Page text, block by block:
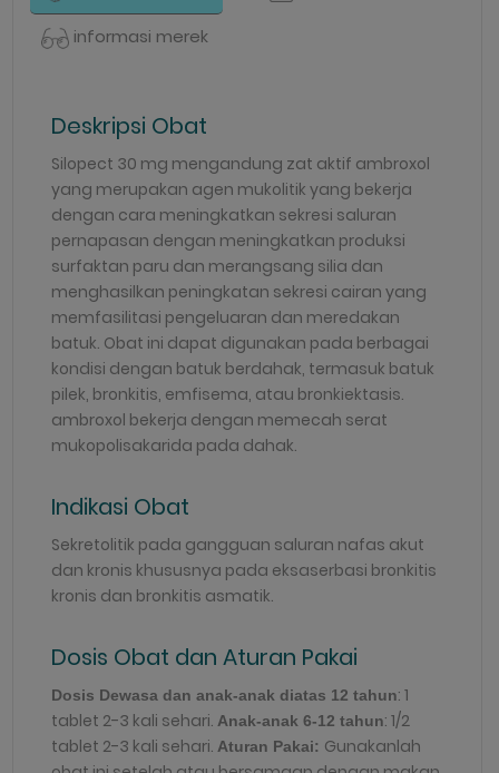
informasi merek
Deskripsi Obat
Silopect 30 mg mengandung zat aktif ambroxol
yang merupakan agen mukolitik yang bekerja
dengan cara meningkatkan sekresi saluran
pernapasan dengan meningkatkan produksi
surfaktan paru dan merangsang silia dan
menghasilkan peningkatan sekresi cairan yang
memfasilitasi pengeluaran dan meredakan
batuk. Obat ini dapat digunakan pada berbagai
kondisi dengan batuk berdahak, termasuk batuk
pilek, bronkitis, emfisema, atau bronkiektasis.
ambroxol bekerja dengan memecah serat
mukopolisakarida pada dahak.
Indikasi Obat
Sekretolitik pada gangguan saluran nafas akut
dan kronis khususnya pada eksaserbasi bronkitis
kronis dan bronkitis asmatik.
Dosis Obat dan Aturan Pakai
Dosis Dewasa dan anak-anak diatas 12 tahun: 1
tablet 2-3 kali sehari. Anak-anak 6-12 tahun: 1/2
tablet 2-3 kali sehari. Aturan Pakai: Gunakanlah